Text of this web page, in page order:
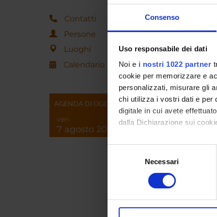
Consenso
Uso responsabile dei dati
Noi e i nostri 1022 partner
cookie per memorizzare e
personalizzati, misurare gli
chi utilizza i vostri dati e per
digitale in cui avete
dalla Dichiarazione sui
Con il tuo consenso,
raccogliere
digitali).
modificare o ritirare il tuo
Necessari
Contatti
Persone
Luoghi
Calendario
AGENDA DI OGGI
ven
7 agosto 2026
In caso
Nel